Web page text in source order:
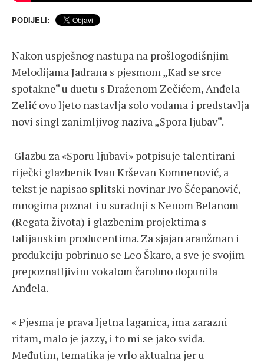
PODIJELI:
Nakon uspješnog nastupa na prošlogodišnjim
Melodijama Jadrana s pjesmom „Kad se srce
spotakne“ u duetu s Draženom Zečićem, Anđela
Zelić ovo ljeto nastavlja solo vodama i predstavlja
novi singl zanimljivog naziva „Spora ljubav“.
Glazbu za «Sporu ljubavi» potpisuje talentirani
riječki glazbenik Ivan Krševan Komnenović, a
tekst je napisao splitski novinar Ivo Šćepanović,
mnogima poznat i u suradnji s Nenom Belanom
(Regata života) i glazbenim projektima s
talijanskim producentima. Za sjajan aranžman i
produkciju pobrinuo se Leo Škaro, a sve je svojim
prepoznatljivim vokalom čarobno dopunila
Anđela.
« Pjesma je prava ljetna laganica, ima zarazni
ritam, malo je jazzy, i to mi se jako sviđa.
Međutim, tematika je vrlo aktualna jer u